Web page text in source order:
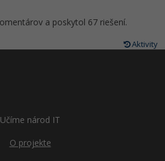
a poskytol 67 riešení.
Aktivity
Učíme národ IT
O projekte